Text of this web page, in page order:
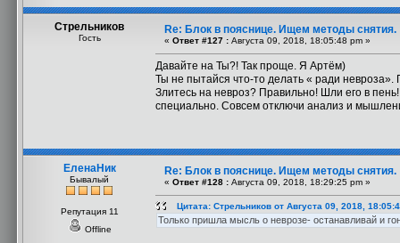
Стрельников
Гость
Re: Блок в пояснице. Ищем методы снятия.
« Ответ #127 : Августа 09, 2018, 18:05:48 pm »
Давайте на Ты?! Так проще. Я Артём)
Ты не пытайся что-то делать « ради невроза».
Злитесь на невроз? Правильно! Шли его в
специально. Совсем отключи анализ и
ЕленаНик
Бывалый
Репутация 11
Offline
Re: Блок в пояснице. Ищем методы снятия.
« Ответ #128 : Августа 09, 2018, 18:29:25 pm »
Цитата: Стрельников от Августа 09, 2018,
Только пришла мысль о неврозе- останавливай и